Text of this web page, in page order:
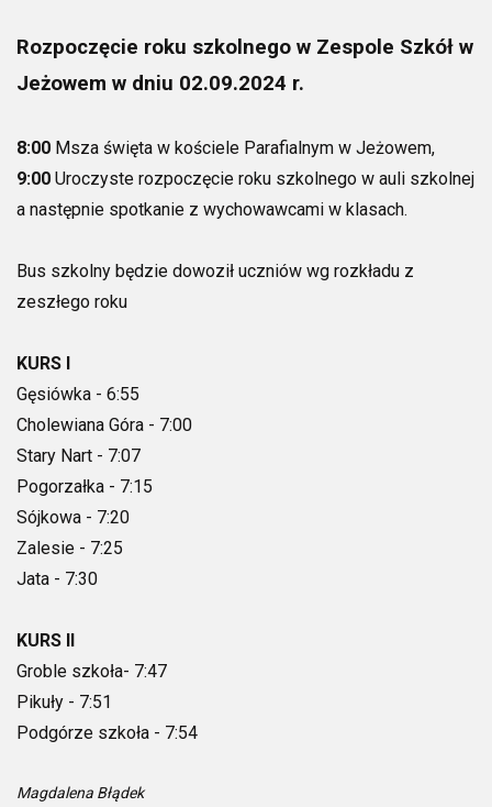
Rozpoczęcie roku szkolnego w Zespole Szkół w
Jeżowem w dniu 02.09.2024 r.
8:00 Msza święta w kościele Parafialnym w Jeżowem,
9:00 Uroczyste rozpoczęcie roku szkolnego w auli szkolnej
a następnie spotkanie z wychowawcami w klasach.
Bus szkolny będzie dowoził uczniów wg rozkładu z
zeszłego roku
KURS I
Gęsiówka - 6:55
Cholewiana Góra - 7:00
Stary Nart - 7:07
Pogorzałka - 7:15
Sójkowa - 7:20
Zalesie - 7:25
Jata - 7:30
KURS II
Groble szkoła- 7:47
Pikuły - 7:51
Podgórze szkoła - 7:54
Magdalena Błądek